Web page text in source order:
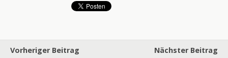
Vorheriger Beitrag
Nächster Beitrag